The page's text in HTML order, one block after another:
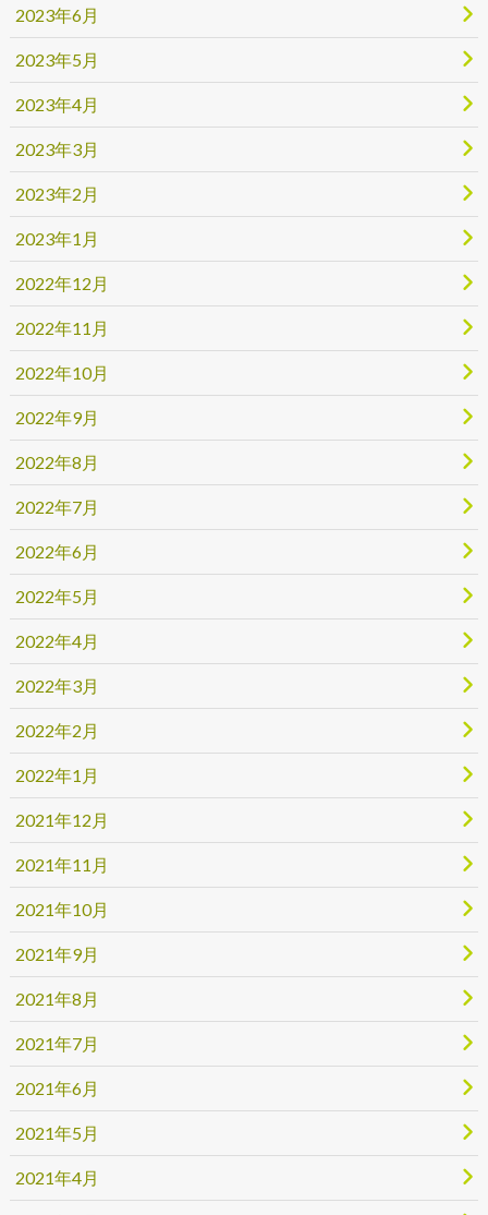
2023年6月
2023年5月
2023年4月
2023年3月
2023年2月
2023年1月
2022年12月
2022年11月
2022年10月
2022年9月
2022年8月
2022年7月
2022年6月
2022年5月
2022年4月
2022年3月
2022年2月
2022年1月
2021年12月
2021年11月
2021年10月
2021年9月
2021年8月
2021年7月
2021年6月
2021年5月
2021年4月